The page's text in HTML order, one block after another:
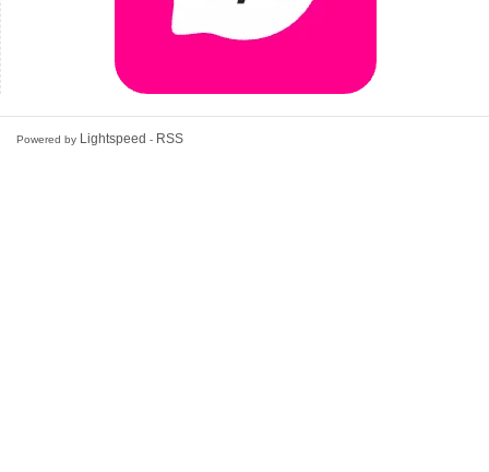
Powered by Lightspeed - RSS